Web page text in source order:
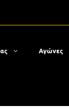
Αγώνες